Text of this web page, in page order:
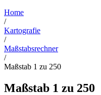
Home
/
Kartografie
/
Maßstabsrechner
/
Maßstab 1 zu 250
Maßstab 1 zu 250